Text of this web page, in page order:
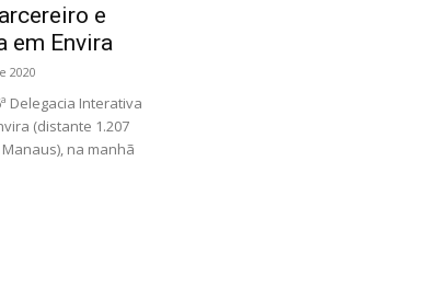
e
em Envira
2020
Delegacia Interativa
(distante 1.207
na manhã